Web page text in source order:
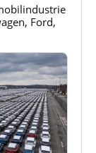
Ford,